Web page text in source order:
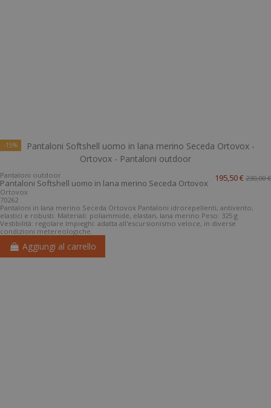
-15%
Pantaloni outdoor
Pantaloni Softshell uomo in lana merino Seceda Ortovox
Ortovox
70262
195,50 € 230,00 €
Pantaloni in lana merino Seceda Ortovox Pantaloni idrorepellenti, antivento,
elastici e robusti. Materiali: poliammide, elastan, lana merino Peso: 325 g
Vestibilità: regolare Impieghi: adatta all'escursionismo veloce, in diverse
condizioni metereologiche.
Aggiungi al carrello